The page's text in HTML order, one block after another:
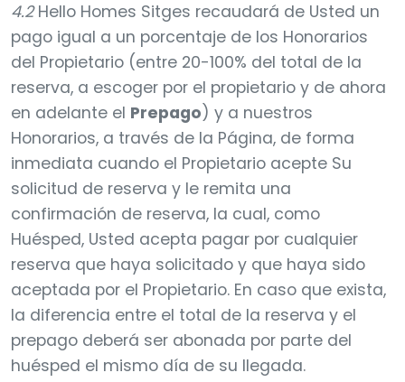
4.2Hello Homes Sitges recaudará de Usted un
pago igual a un porcentaje de los Honorarios
del Propietario (entre 20-100% del total de la
reserva, a escoger por el propietario y de ahora
en adelante el Prepago) y a nuestros
Honorarios, a través de la Página, de forma
inmediata cuando el Propietario acepte Su
solicitud de reserva y le remita una
confirmación de reserva, la cual, como
Huésped, Usted acepta pagar por cualquier
reserva que haya solicitado y que haya sido
aceptada por el Propietario. En caso que exista,
la diferencia entre el total de la reserva y el
prepago deberá ser abonada por parte del
huésped el mismo día de su llegada.